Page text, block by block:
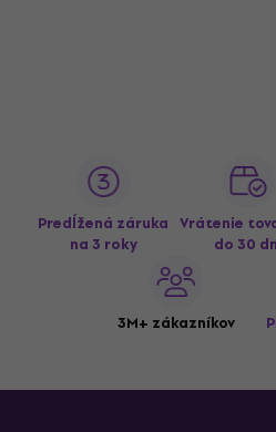
Predĺžená záruka
na 3 roky
Vrátenie
do 30
3M+ zákazníkov